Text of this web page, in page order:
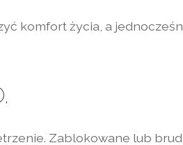
komfort życia, a
Zablokowane lub